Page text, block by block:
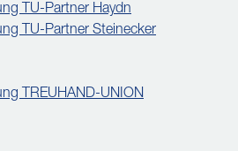
TU-Partner Haydn
TU-Partner Steinecker
TREUHAND-UNION